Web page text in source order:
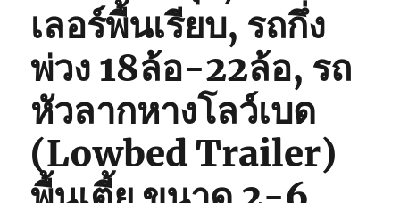
เลอร์พื้นเรียบ, รถกึ่ง
พ่วง 18ล้อ-22ล้อ, รถ
หัวลากหางโลว์เบด
(Lowbed Trailer)